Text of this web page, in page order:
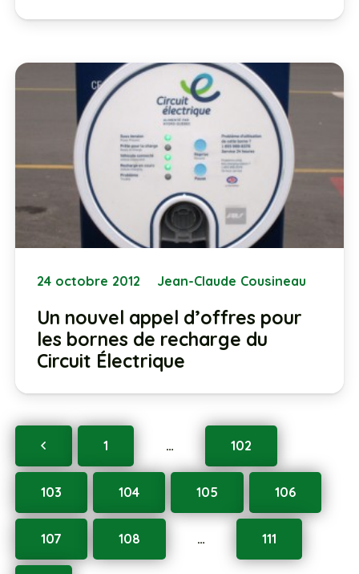
24 octobre 2012 Jean-Claude Cousineau
Un nouvel appel d’offres pour
les bornes de recharge du
Circuit Électrique
1 … 102
103 104 105 106
107 108 … 111